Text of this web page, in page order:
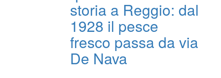
storia a Reggio: dal
1928 il pesce
fresco passa da via
De Nava